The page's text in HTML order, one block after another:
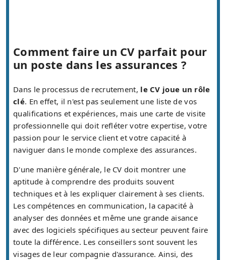
Comment faire un CV parfait pour
un poste dans les assurances ?
Dans le processus de recrutement, le CV joue un rôle
clé. En effet, il n'est pas seulement une liste de vos
qualifications et expériences, mais une carte de visite
professionnelle qui doit refléter votre expertise, votre
passion pour le service client et votre capacité à
naviguer dans le monde complexe des assurances.
D'une manière générale, le CV doit montrer une
aptitude à comprendre des produits souvent
techniques et à les expliquer clairement à ses clients.
Les compétences en communication, la capacité à
analyser des données et même une grande aisance
avec des logiciels spécifiques au secteur peuvent faire
toute la différence. Les conseillers sont souvent les
visages de leur compagnie d'assurance. Ainsi, des